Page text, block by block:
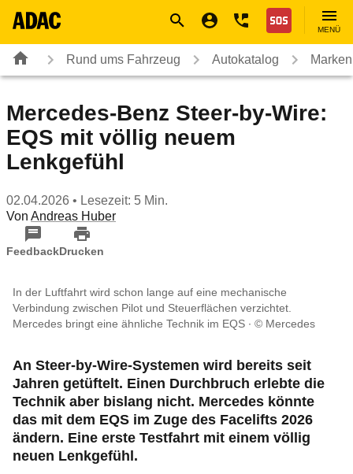
Nothilfe
MENÜ
Rund ums Fahrzeug Autokatalog
Mercedes‑Benz Steer‑by‑Wire:
EQS mit völlig neuem
Lenkgefühl
02.04.2026 • Lesezeit: 5 Min.
Von Andreas Huber
FeedbackDrucken
In der Luftfahrt wird schon lange auf eine mechanische
Verbindung zwischen Pilot und Steuerflächen verzichtet.
Mercedes bringt eine ähnliche Technik im EQS
© Mercedes
An Steer-by-Wire-Systemen wird bereits seit
Jahren getüftelt. Einen Durchbruch erlebte die
Technik aber bislang nicht. Mercedes könnte
das mit dem EQS im Zuge des Facelifts 2026
ändern. Eine erste Testfahrt mit einem völlig
neuen Lenkgefühl.